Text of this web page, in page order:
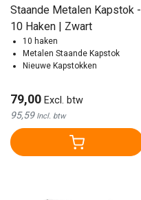
Staande Metalen Kapstok -
10 Haken | Zwart
10 haken
Metalen Staande Kapstok
Nieuwe Kapstokken
79,00 Excl. btw
95,59 Incl. btw